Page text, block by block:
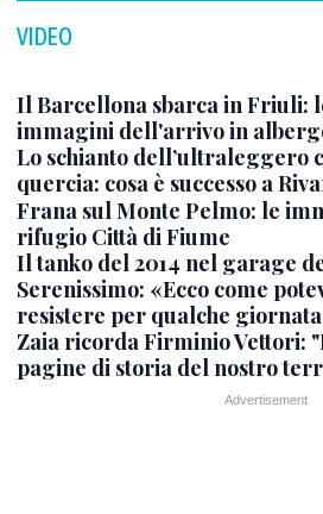
VIDEO
Il Barcellona sbarca in Friuli:
immagini dell'arrivo in
Lo schianto dell’ultraleggero
quercia: cosa è successo a
Frana sul Monte Pelmo: le
rifugio Città di Fiume
Il tanko del 2014 nel garage
Serenissimo: «Ecco come
resistere per qualche
Zaia ricorda Firminio Vettori:
pagine di storia del nostro